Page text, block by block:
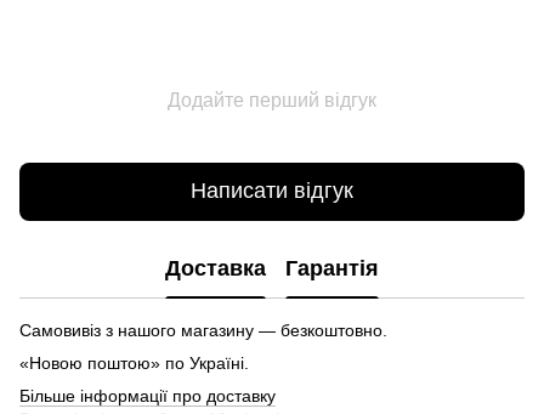
Додайте перший відгук
Написати відгук
Доставка Гарантія
Самовивіз з нашого магазину — безкоштовно.
«Новою поштою» по Україні.
Більше інформації про доставку